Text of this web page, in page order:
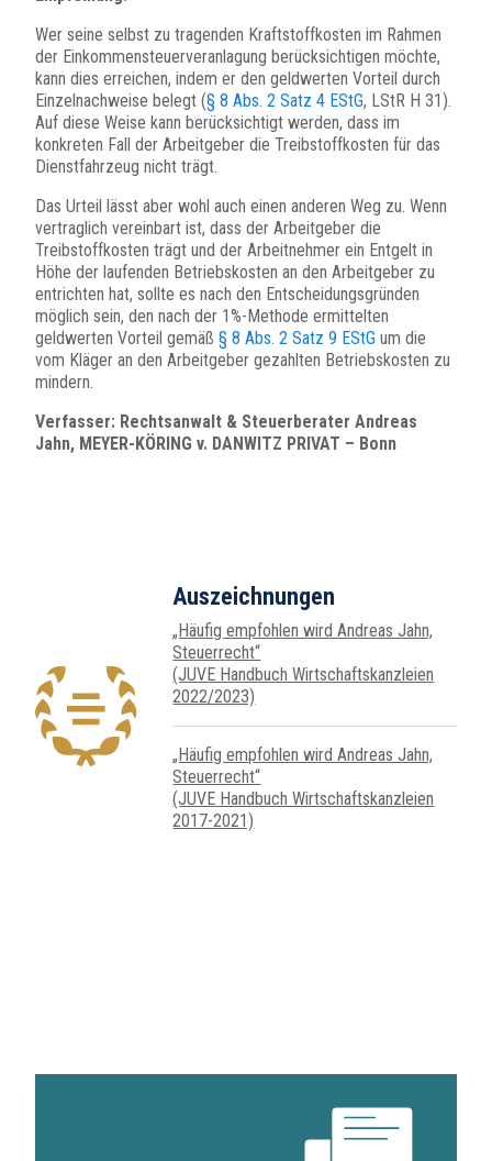
Wer seine selbst zu tragenden Kraftstoffkosten im Rahmen
der Einkommensteuerveranlagung berücksichtigen möchte,
kann dies erreichen, indem er den geldwerten Vorteil durch
Einzelnachweise belegt (§ 8 Abs. 2 Satz 4 EStG, LStR H 31).
Auf diese Weise kann berücksichtigt werden, dass im
konkreten Fall der Arbeitgeber die Treibstoffkosten für das
Dienstfahrzeug nicht trägt.
Das Urteil lässt aber wohl auch einen anderen Weg zu. Wenn
vertraglich vereinbart ist, dass der Arbeitgeber die
Treibstoffkosten trägt und der Arbeitnehmer ein Entgelt in
Höhe der laufenden Betriebskosten an den Arbeitgeber zu
entrichten hat, sollte es nach den Entscheidungsgründen
möglich sein, den nach der 1%-Methode ermittelten
geldwerten Vorteil gemäß § 8 Abs. 2 Satz 9 EStG um die
vom Kläger an den Arbeitgeber gezahlten Betriebskosten zu
mindern.
Verfasser: Rechtsanwalt & Steuerberater Andreas
Jahn, MEYER-KÖRING v. DANWITZ PRIVAT – Bonn
Auszeichnungen
„Häufig empfohlen wird Andreas Jahn,
Steuer­recht“
(JUVE Handbuch Wirtschafts­kanz­leien
2022/2023)
„Häufig empfohlen wird Andreas Jahn,
Steuer­recht“
(JUVE Handbuch Wirtschafts­kanz­leien
2017-2021)